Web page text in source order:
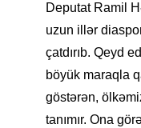
Deputat Ramil
uzun illər
çatdırıb. Qeyd
böyük maraqla
göstərən,
tanımır. Ona